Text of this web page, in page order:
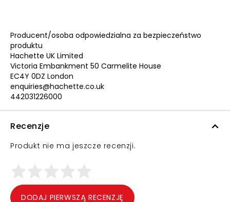
Producent/osoba odpowiedzialna za bezpieczeństwo
produktu
Hachette UK Limited
Victoria Embankment 50 Carmelite House
EC4Y 0DZ London
enquiries@hachette.co.uk
442031226000
Recenzje
Produkt nie ma jeszcze recenzji.
DODAJ PIERWSZĄ RECENZJĘ